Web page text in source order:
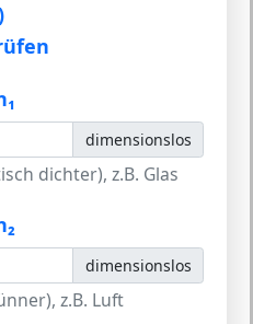
dimensionslos
dichter), z.B. Glas
dimensionslos
z.B. Luft